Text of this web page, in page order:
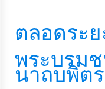
แผนการ
ป้องกัน
การ
ทุจริต
ตลอดระ
พระบรม
นาถบพิต